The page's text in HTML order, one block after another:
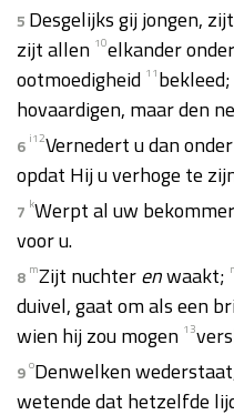
5 Desgelijks gij jongen,
zijt allen 10elkander
ootmoedigheid 11 bekleed;
hovaardigen, maar den
6 i12Vernedert u dan
opdat Hij u verhoge te
7 kWerpt al uw
voor u.
8 mZijt nuchterenwaakt; n
duivel, gaat om als een
wien hij zou mogen 13
9 oDenwelken
wetende dat hetzelfde